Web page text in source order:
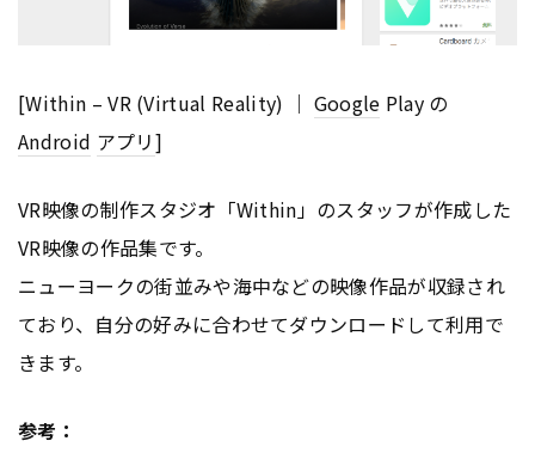
[Within – VR (Virtual Reality) ｜ Google Play の
Android アプリ]
VR映像の制作スタジオ「Within」のスタッフが作成した
VR映像の作品集です。
ニューヨークの街並みや海中などの映像作品が収録され
ており、自分の好みに合わせてダウンロードして利用で
きます。
参考：